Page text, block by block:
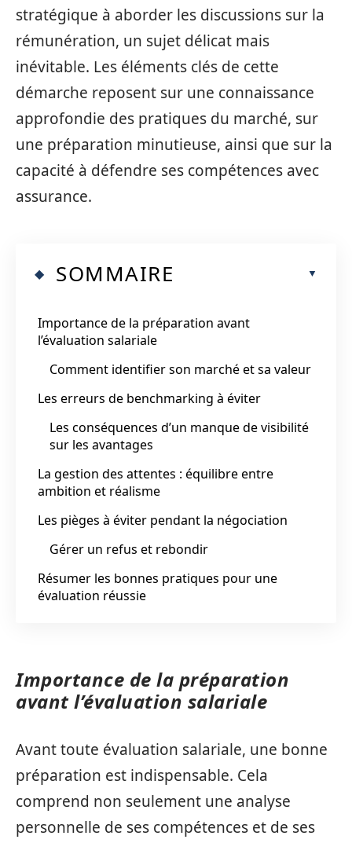
stratégique à aborder les discussions sur la
rémunération, un sujet délicat mais
inévitable. Les éléments clés de cette
démarche reposent sur une connaissance
approfondie des pratiques du marché, sur
une préparation minutieuse, ainsi que sur la
capacité à défendre ses compétences avec
assurance.
SOMMAIRE
Importance de la préparation avant
l’évaluation salariale
Comment identifier son marché et sa valeur
Les erreurs de benchmarking à éviter
Les conséquences d’un manque de visibilité
sur les avantages
La gestion des attentes : équilibre entre
ambition et réalisme
Les pièges à éviter pendant la négociation
Gérer un refus et rebondir
Résumer les bonnes pratiques pour une
évaluation réussie
Importance de la préparation
avant l’évaluation salariale
Avant toute évaluation salariale, une bonne
préparation est indispensable. Cela
comprend non seulement une analyse
personnelle de ses compétences et de ses